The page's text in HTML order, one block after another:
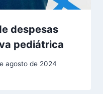
despesas
pediátrica
agosto de 2024